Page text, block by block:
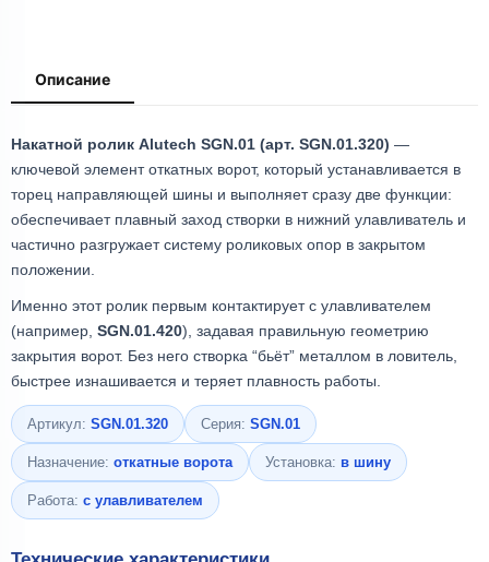
Описание
Накатной ролик Alutech SGN.01 (арт. SGN.01.320) —
ключевой элемент откатных ворот, который устанавливается в
торец направляющей шины и выполняет сразу две функции:
обеспечивает плавный заход створки в нижний улавливатель и
частично разгружает систему роликовых опор в закрытом
положении.
Именно этот ролик первым контактирует с улавливателем
(например, SGN.01.420), задавая правильную геометрию
закрытия ворот. Без него створка “бьёт” металлом в ловитель,
быстрее изнашивается и теряет плавность работы.
Артикул: SGN.01.320 Серия: SGN.01
Назначение: откатные ворота Установка: в шину
Работа: с улавливателем